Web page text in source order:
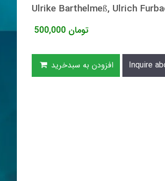
Ulrike Barthelmeß, Ulrich
500,000 تومان
افزودن به سبدخرید Inquire